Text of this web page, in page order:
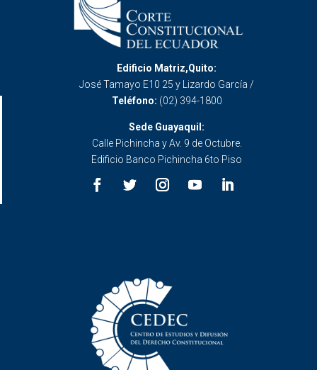
Edificio Matriz,Quito:
José Tamayo E10 25 y Lizardo García /
Teléfono: (02) 394-1800
Sede Guayaquil:
Calle Pichincha y Av. 9 de Octubre.
Edificio Banco Pichincha 6to Piso